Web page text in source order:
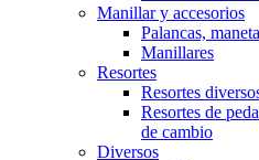
Manillar y accesorios
Palancas,
Manillares
Resortes
Resortes
Resortes de
de cambio
Diversos